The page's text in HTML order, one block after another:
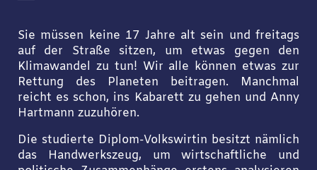
Sie müssen keine 17 Jahre alt sein und freitags
auf der Straße sitzen, um etwas gegen den
Klimawandel zu tun! Wir alle können etwas zur
Rettung des Planeten beitragen. Manchmal
reicht es schon, ins Kabarett zu gehen und Anny
Hartmann zuzuhören.
Die studierte Diplom-Volkswirtin besitzt nämlich
das Handwerkszeug, um wirtschaftliche und